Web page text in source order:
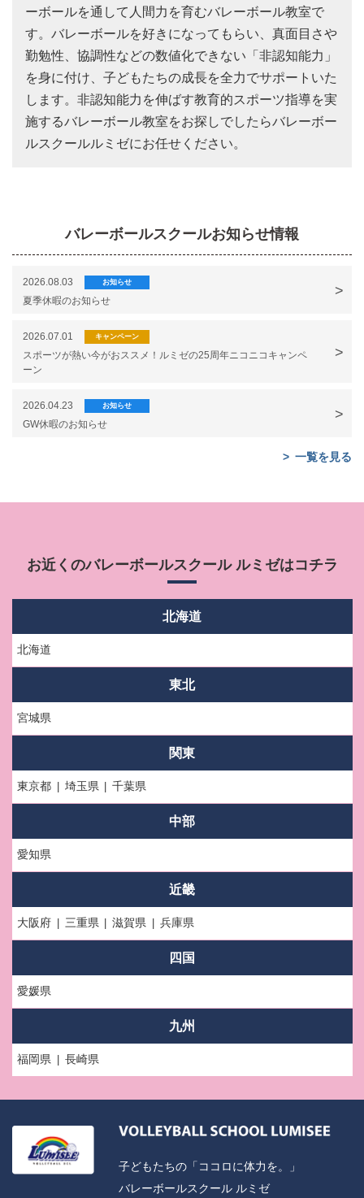
ーボールを通して人間力を育むバレーボール教室で
す。バレーボールを好きになってもらい、真面目さや
勤勉性、協調性などの数値化できない「非認知能力」
を身に付け、子どもたちの成長を全力でサポートいた
します。非認知能力を伸ばす教育的スポーツ指導を実
施するバレーボール教室をお探しでしたらバレーボー
ルスクールルミゼにお任せください。
バレーボールスクールお知らせ情報
2026.08.03 お知らせ
夏季休暇のお知らせ
2026.07.01 キャンペーン
スポーツが熱い今がおススメ！ルミゼの25周年ニコニコキャンペ
ーン
2026.04.23 お知らせ
GW休暇のお知らせ
一覧を見る
お近くのバレーボールスクール ルミゼはコチラ
北海道
北海道
東北
宮城県
関東
東京都 埼玉県 千葉県
中部
愛知県
近畿
大阪府 三重県 滋賀県 兵庫県
四国
愛媛県
九州
福岡県 長崎県
子どもたちの「ココロに体力を。」
バレーボールスクール ルミゼ